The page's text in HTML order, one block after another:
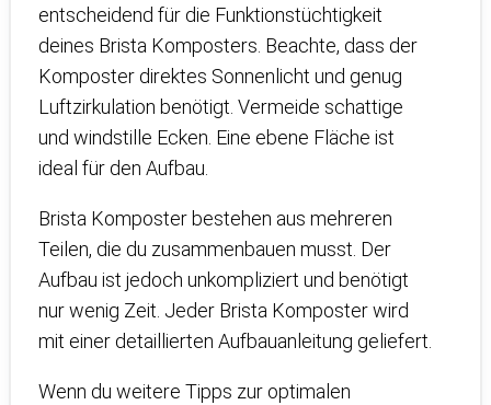
entscheidend für die Funktionstüchtigkeit
deines Brista Komposters. Beachte, dass der
Komposter direktes Sonnenlicht und genug
Luftzirkulation benötigt. Vermeide schattige
und windstille Ecken. Eine ebene Fläche ist
ideal für den Aufbau.
Brista Komposter bestehen aus mehreren
Teilen, die du zusammenbauen musst. Der
Aufbau ist jedoch unkompliziert und benötigt
nur wenig Zeit. Jeder Brista Komposter wird
mit einer detaillierten Aufbauanleitung geliefert.
Wenn du weitere Tipps zur optimalen